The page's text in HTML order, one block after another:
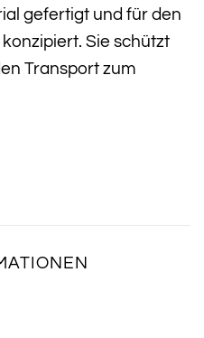
gefertigt und für den
Sie schützt
Transport zum